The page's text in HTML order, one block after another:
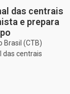
das centrais
e prepara
Brasil (CTB)
das centrais